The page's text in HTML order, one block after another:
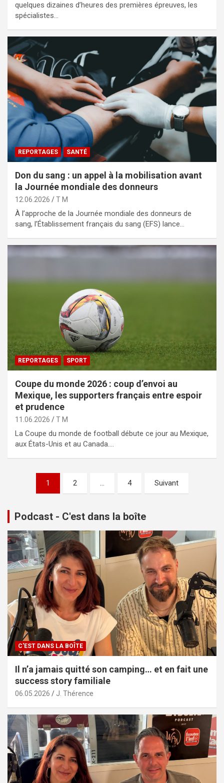
quelques dizaines d’heures des premières épreuves, les
spécialistes…
REPORTAGES SANTÉ
Don du sang : un appel à la mobilisation avant
la Journée mondiale des donneurs
12.06.2026 T M
À l’approche de la Journée mondiale des donneurs de
sang, l’Établissement français du sang (EFS) lance…
REPORTAGES SPORT
Coupe du monde 2026 : coup d’envoi au
Mexique, les supporters français entre espoir
et prudence
11.06.2026 T M
La Coupe du monde de football débute ce jour au Mexique,
aux États-Unis et au Canada.…
Pagination
publications
1 2 … 4 Suivant
Podcast - C'est dans la boîte
C'EST DANS LA BOÎTE
Il n’a jamais quitté son camping… et en fait une
success story familiale
06.05.2026 J. Thérence